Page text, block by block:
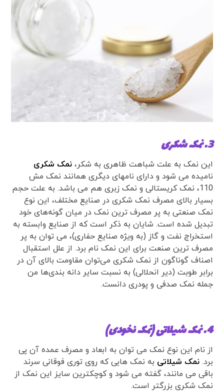
3. نمک شکری
این نمک به علت شباهت ظاهری به شکر،نمک شکری
نامیده می شود و دارای نامهای دیگری همانند نمک مش
110، نمک کریستالی و نمک زبری هم می باشد. به علت حجم
بسیار بالای مصرف نمک شکری در صنایع مختلف، این نوع
نمک صنعتی به پر مصرف ترین نمک در میان گونه‌های خود
تبدیل شده است. شایان به ذکر است که از صنایع وابسته به
استخراج نفت و گاز (به ویژه صنایع حفاری)، می توان به پر
مصرف ترین صنعت برای این نمک نام برد. از علل استقبال
اصناف گوناگون از نمک شکری می‌توان مقاومت بالای آن در
برابر طوبت (دیر انحلالی) به نسبت سایر دانه بندی‌ها من
جمله نمک صدفی و پودری دانست.
4. نمک شیلاتی (نمک نخودی)
از نام این نوع نمک می توان به ابعاد و مصرف عمده آن پی
برد.نمک شیلاتی به نمک هایی که روی توری فوقانی سرند
باقی می مانند، گفته می شود و کوچکترین سایز این نمک از
نمک شکری بزرگتر است.